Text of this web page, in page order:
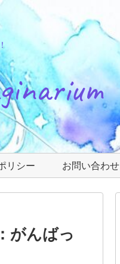
リシー お問い合わせ
がんばっ